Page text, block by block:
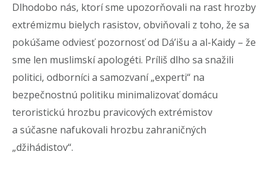
Dlhodobo nás, ktorí sme upozorňovali na rast hrozby
extrémizmu bielych rasistov, obviňovali z toho, že sa
pokúšame odviesť pozornosť od Dá’išu a al-Kaidy – že
sme len muslimskí apologéti. Príliš dlho sa snažili
politici, odborníci a samozvaní „experti“ na
bezpečnostnú politiku minimalizovať domácu
teroristickú hrozbu pravicových extrémistov
a súčasne nafukovali hrozbu zahraničných
„džihádistov“.